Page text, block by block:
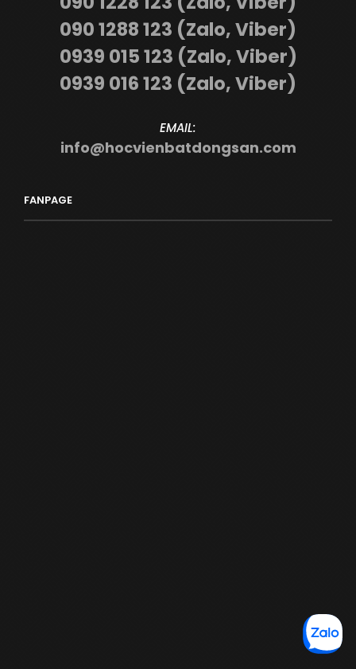
090 1288 123 (Zalo, Viber)
0939 015 123 (Zalo, Viber)
0939 016 123 (Zalo, Viber)
EMAIL:
info@hocvienbatdongsan.com
FANPAGE